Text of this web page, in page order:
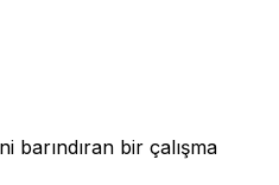
barındıran bir çalışma